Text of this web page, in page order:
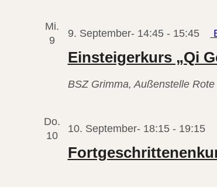
Mi.
9
Einsteigerkurs „Qi
9. September- 14:45- 15:45
BSZ Grimma, Außenstelle
Do.
10
10. September- 18:15- 19:15